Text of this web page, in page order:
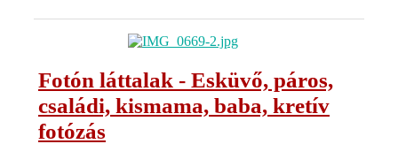
Fotón láttalak - Esküvő, páros,
családi, kismama, baba, kretív
fotózás